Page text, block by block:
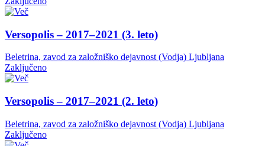
Versopolis – 2017–2021 (3. leto)
Beletrina, zavod za založniško dejavnost (Vodja) Ljubljana
Zaključeno
Versopolis – 2017–2021 (2. leto)
Beletrina, zavod za založniško dejavnost (Vodja) Ljubljana
Zaključeno